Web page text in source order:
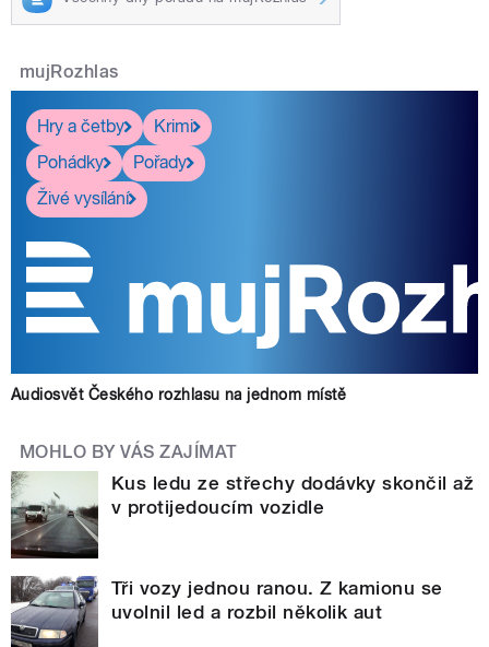
mujRozhlas
Hry a četby
Krimi
Pohádky
Pořady
Živé vysílání
Audiosvět Českého rozhlasu na jednom místě
MOHLO BY VÁS ZAJÍMAT
Kus ledu ze střechy dodávky skončil až
v protijedoucím vozidle
Tři vozy jednou ranou. Z kamionu se
uvolnil led a rozbil několik aut